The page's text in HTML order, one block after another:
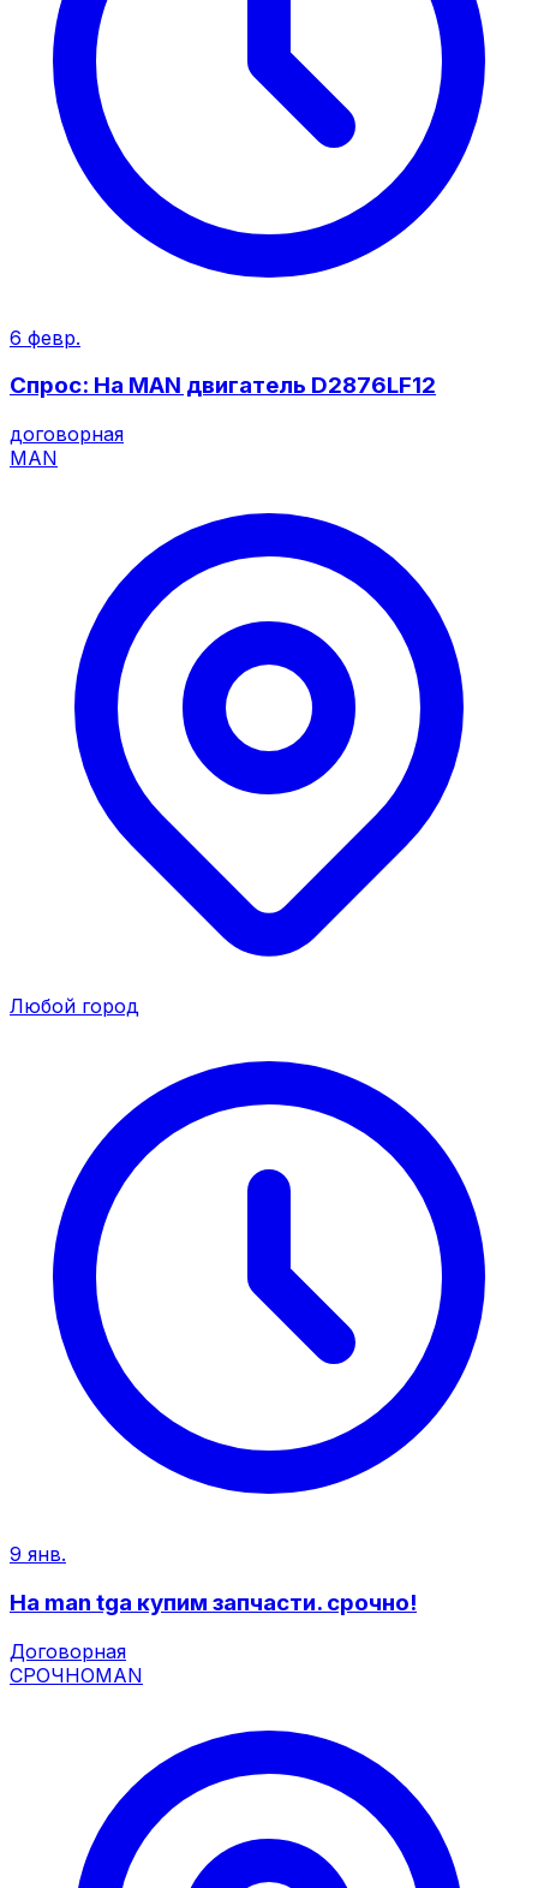
6 февр.
Спрос: На MAN двигатель D2876LF12
договорная
MAN
Любой город
9 янв.
На man tga купим запчасти. срочно!
Договорная
СРОЧНОMAN